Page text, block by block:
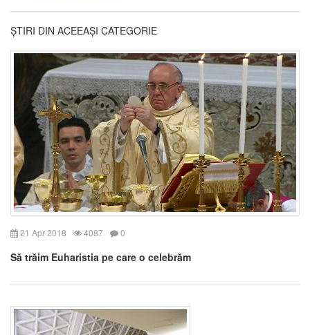
ȘTIRI DIN ACEEAȘI CATEGORIE
21 Apr 2018 4087 0
Să trăim Euharistia pe care o celebrăm